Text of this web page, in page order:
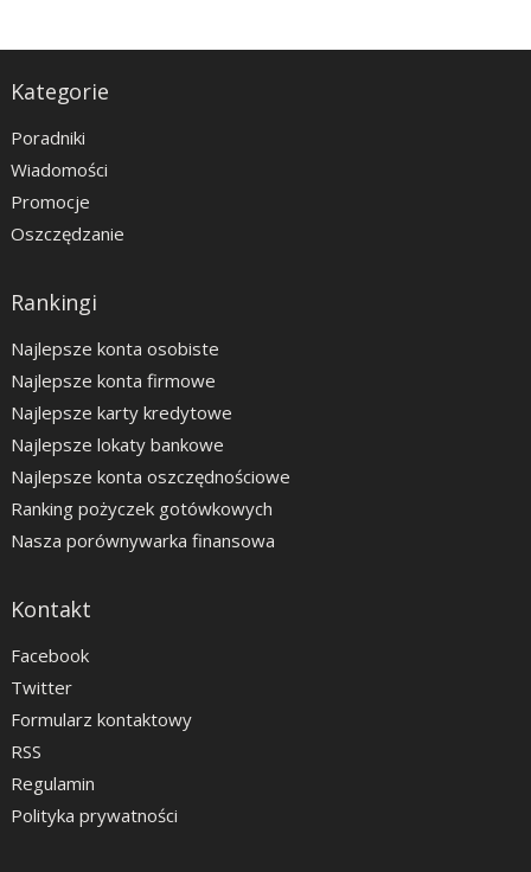
Kategorie
Poradniki
Wiadomości
Promocje
Oszczędzanie
Rankingi
Najlepsze konta osobiste
Najlepsze konta firmowe
Najlepsze karty kredytowe
Najlepsze lokaty bankowe
Najlepsze konta oszczędnościowe
Ranking pożyczek gotówkowych
Nasza porównywarka finansowa
Kontakt
Facebook
Twitter
Formularz kontaktowy
RSS
Regulamin
Polityka prywatności